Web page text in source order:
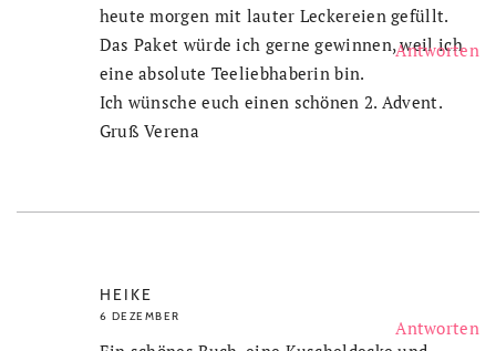
heute morgen mit lauter Leckereien gefüllt.
Das Paket würde ich gerne gewinnen, weil ich
eine absolute Teeliebhaberin bin.
Ich wünsche euch einen schönen 2. Advent.
Gruß Verena
HEIKE
6 DEZEMBER
Antworten
Antworten